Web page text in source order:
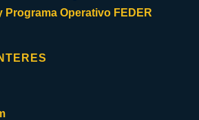
Programa Operativo FEDER